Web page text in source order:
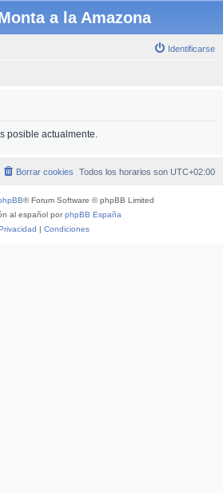
a la Amazona
Identificarse
posible actualmente.
Todos los horarios son UTC+02:00
Borrar cookies
® Forum Software © phpBB Limited
al español porphpBB España
| Condiciones